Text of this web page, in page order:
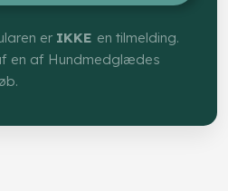
er IKKE en tilmelding.
en af Hundmedglædes